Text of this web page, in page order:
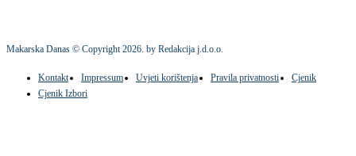
Makarska Danas © Copyright2026. by Redakcija j.d.o.o.
Kontakt Impressum Uvjeti korištenja Pravila privatnosti
Cjenik
Cjenik Izbori